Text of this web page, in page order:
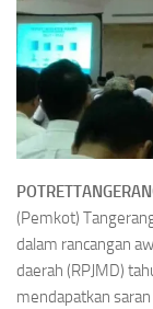
(Pemkot)
dalam rancangan
daerah (RPJMD)
mendapatkan